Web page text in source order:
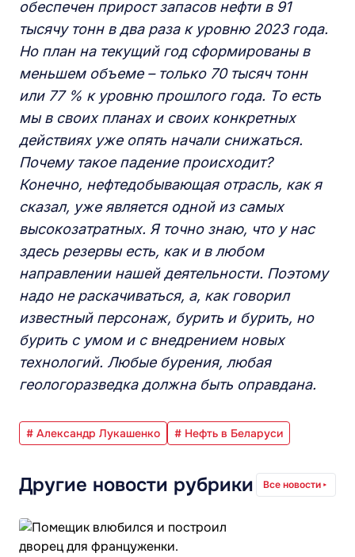
обеспечен прирост запасов нефти в 91
тысячу тонн в два раза к уровню 2023 года.
Но план на текущий год сформированы в
меньшем объеме – только 70 тысяч тонн
или 77 % к уровню прошлого года. То есть
мы в своих планах и своих конкретных
действиях уже опять начали снижаться.
Почему такое падение происходит?
Конечно, нефтедобывающая отрасль, как я
сказал, уже является одной из самых
высокозатратных. Я точно знаю, что у нас
здесь резервы есть, как и в любом
направлении нашей деятельности. Поэтому
надо не раскачиваться, а, как говорил
известный персонаж, бурить и бурить, но
бурить с умом и с внедрением новых
технологий. Любые бурения, любая
геологоразведка должна быть оправдана.
# Александр Лукашенко # Нефть в Беларуси
Другие новости рубрики Все новости